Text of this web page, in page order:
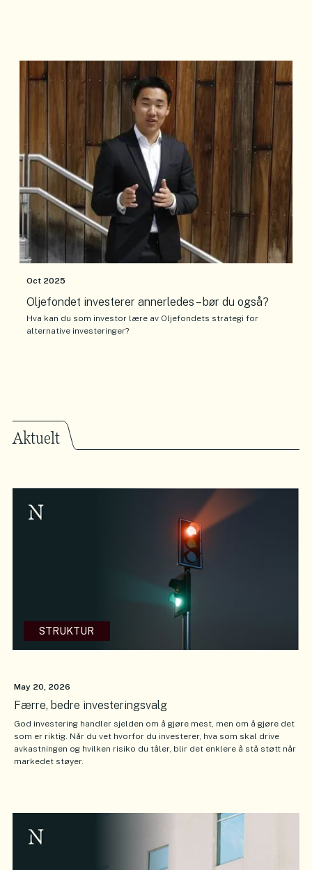
Oct 2025
Oljefondet investerer annerledes – bør du også?
Hva kan du som investor lære av Oljefondets strategi for
alternative investeringer?
Aktuelt
STRUKTUR
May 20, 2026
Færre, bedre investeringsvalg
God investering handler sjelden om å gjøre mest, men om å gjøre det
som er riktig. Når du vet hvorfor du investerer, hva som skal drive
avkastningen og hvilken risiko du tåler, blir det enklere å stå støtt når
markedet støyer.